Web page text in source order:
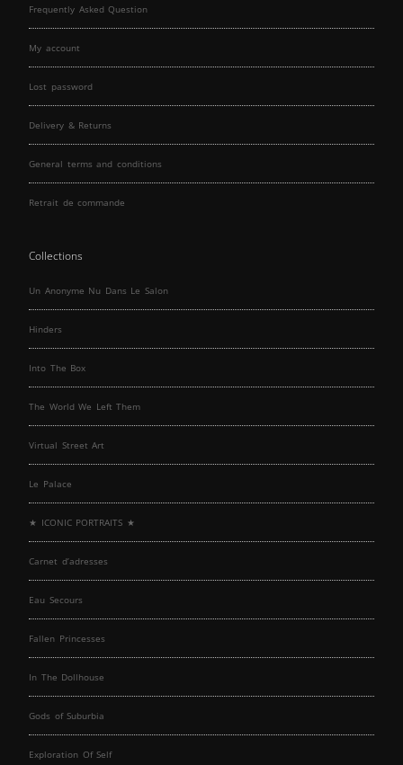
Frequently Asked Question
My account
Lost password
Delivery & Returns
General terms and conditions
Retrait de commande
Collections
Un Anonyme Nu Dans Le Salon
Hinders
Into The Box
The World We Left Them
Virtual Street Art
Le Palace
★ ICONIC PORTRAITS ★
Carnet d’adresses
Eau Secours
Fallen Princesses
In The Dollhouse
Gods of Suburbia
Exploration Of Self